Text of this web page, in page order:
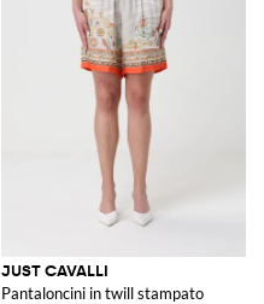
JUST CAVALLI
Pantaloncini in twill stampato